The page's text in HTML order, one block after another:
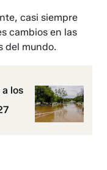
casi siempre
cambios en las
del mundo.
los